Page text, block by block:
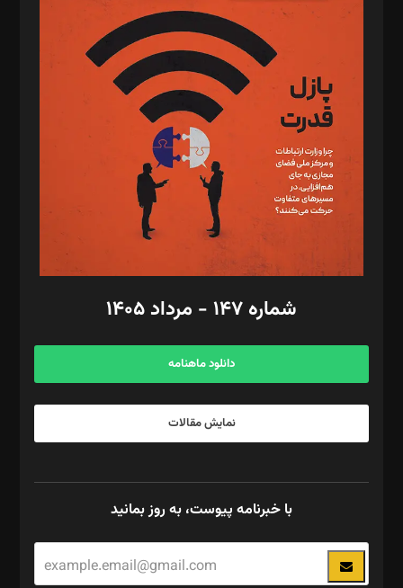
د‌بیر پیوست جهان: مینا پاکدل
د‌بیر تحریریه آنلاین: بابک نقاش
تحریریه‌: مجتبی محمود‌ی، آرش برهمند، یسنا امان‌پور، سروش کرمیان،
مصطفی مسجدی آرانی، ابوالفضل رجبی، زهرا فکرانه، فائزه فتحی
رستمی،مصطفی باستان
ویرایش: نگار استاد‌‌آقا
طراح یونیفرم: مجید توکلی
فیلمبرداری و عکاسی: امیر شفیعی، مانی لطفی زاده
گرافیک و صفحه‌آرایی: سید‌سبحان‌علی ثابت
مد‌یر توسعه تجاری: کامبیز برید‌
امور مالی: شاپور رهبری، محمد‌ کاظمی‌نیا
آگهی و مشترکین: ۰۹۱۹۹۹۹۰۴۵۴
شماره ۱۴۷ - مرداد ۱۴۰۵
دانلود ماهنامه
نمایش مقالات
با خبرنامه پیوست، به روز بمانید